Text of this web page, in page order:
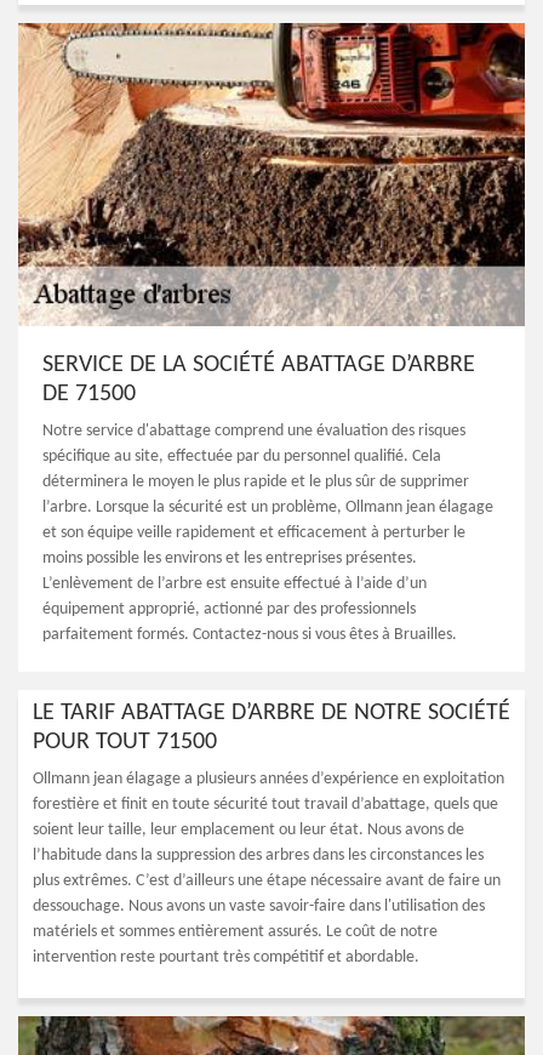
SERVICE DE LA SOCIÉTÉ ABATTAGE D’ARBRE
DE 71500
Notre service d'abattage comprend une évaluation des risques
spécifique au site, effectuée par du personnel qualifié. Cela
déterminera le moyen le plus rapide et le plus sûr de supprimer
l’arbre. Lorsque la sécurité est un problème, Ollmann jean élagage
et son équipe veille rapidement et efficacement à perturber le
moins possible les environs et les entreprises présentes.
L’enlèvement de l’arbre est ensuite effectué à l’aide d’un
équipement approprié, actionné par des professionnels
parfaitement formés. Contactez-nous si vous êtes à Bruailles.
LE TARIF ABATTAGE D’ARBRE DE NOTRE SOCIÉTÉ
POUR TOUT 71500
Ollmann jean élagage a plusieurs années d’expérience en exploitation
forestière et finit en toute sécurité tout travail d’abattage, quels que
soient leur taille, leur emplacement ou leur état. Nous avons de
l’habitude dans la suppression des arbres dans les circonstances les
plus extrêmes. C’est d’ailleurs une étape nécessaire avant de faire un
dessouchage. Nous avons un vaste savoir-faire dans l'utilisation des
matériels et sommes entièrement assurés. Le coût de notre
intervention reste pourtant très compétitif et abordable.